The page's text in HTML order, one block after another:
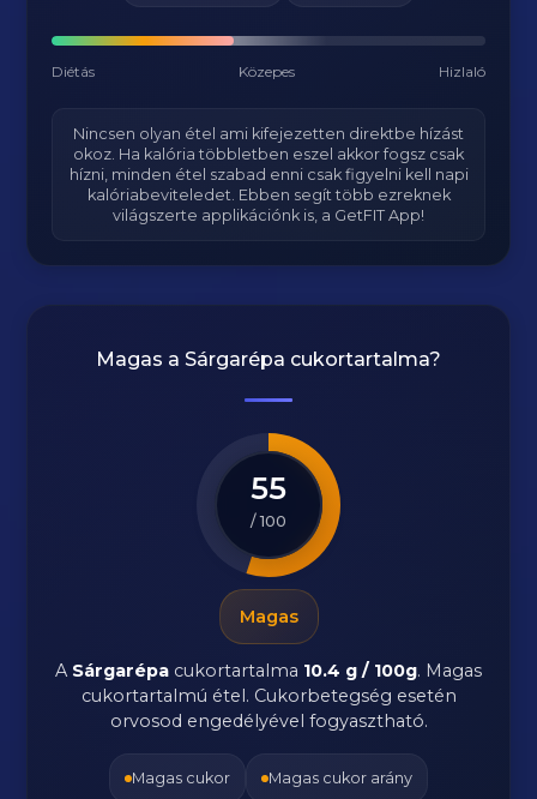
Diétás Közepes Hizlaló
Nincsen olyan étel ami kifejezetten direktbe hízást
okoz. Ha kalória többletben eszel akkor fogsz csak
hízni, minden étel szabad enni csak figyelni kell napi
kalóriabeviteledet. Ebben segít több ezreknek
világszerte applikációnk is, a GetFIT App!
Magas a Sárgarépa cukortartalma?
55
/ 100
Magas
A Sárgarépa cukortartalma 10.4 g / 100g. Magas
cukortartalmú étel. Cukorbetegség esetén
orvosod engedélyével fogyasztható.
Magas cukor Magas cukor arány